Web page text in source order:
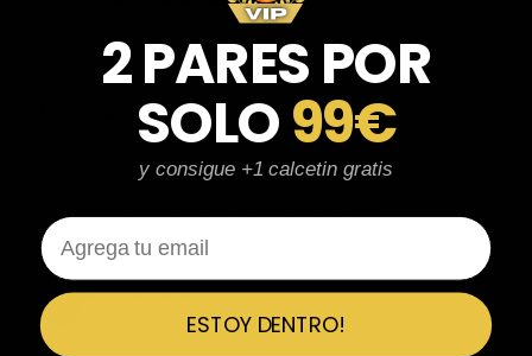
★
ESPECTACULARES
Total control del pedido, te avisan si hay algún problema con el
modelo elegido, empaquetado perfecto con caja original y
Travis Scott espectaculares. Recomendable 100%.
JV Javier Victorio
Reseña en Trustpilot
2 PARES POR
SOLO99€
y consigue +1 calcetin gratis
Email
ESTOY DENTRO!